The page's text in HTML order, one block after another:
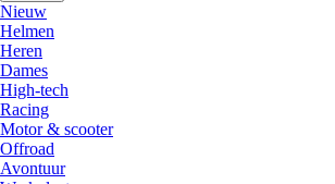
Nieuw
Helmen
Heren
Dames
High-tech
Racing
Motor & scooter
Offroad
Avontuur